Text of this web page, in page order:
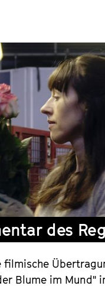
des
filmische
Blume im Mund"